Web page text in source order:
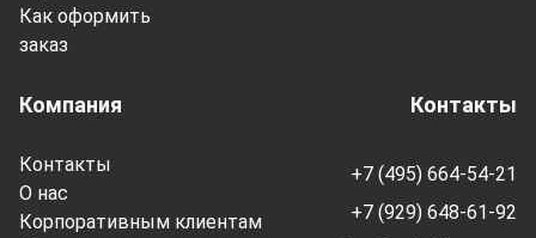
Компания
Контакты
О нас
Корпоративным клиентам
Как оформить
заказ
Контакты
+7 (495) 664-54-21
+7 (929) 648-61-92